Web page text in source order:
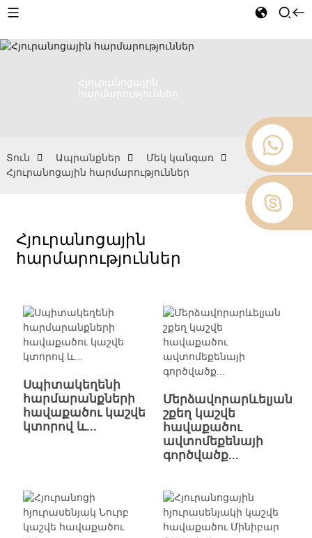
Հյուրանոցային
հարմարություններ
Տուն Ապրանքներ
Մեկ կանգառ
Հյուրանոցային հարմարություններ
Հյուրանոցային
հարմարություններ
Սպիտակեղենի
հարմարանքների
հավաքածու կաշվե
կտորով և...
Մերձավորարևելյան
շքեղ կաշվե
հավաքածու
ավտոմեքենայի
գործվածք...